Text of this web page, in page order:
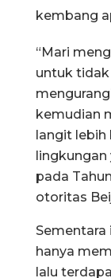
kembang
“Mari
untuk
kemudian
langit lebih
lingkungan
pada
otoritas
Sementara
hanya
lalu